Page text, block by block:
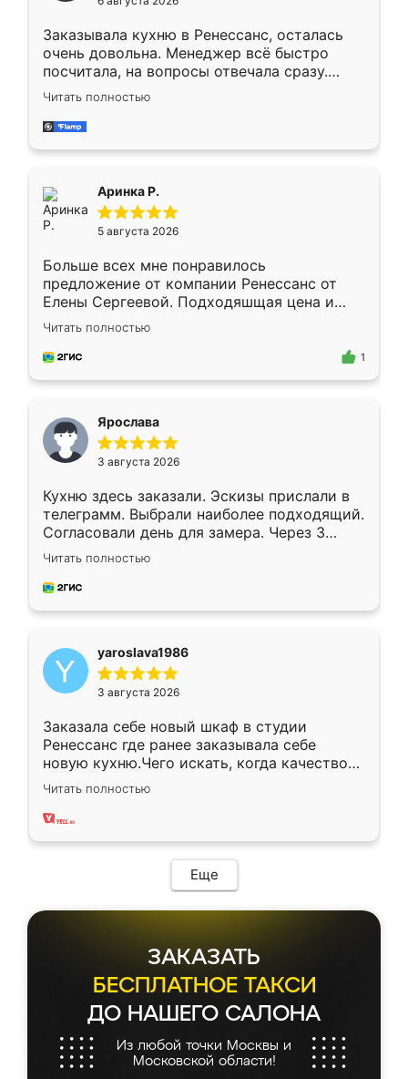
мебели буду заказывать только здесь.
Заказывала кухню в Ренессанс, осталась
очень довольна. Менеджер всё быстро
посчитала, на вопросы отвечала сразу.
Замерщик приехал в субботу, подошёл к
делу со всей ответственностью. Собрали
за день, ребята работали аккуратно, даже
Читать полностью
Аринка Р.
5 августа 2026
Больше всех мне понравилось
предложение от компании Ренессанс от
Елены Сергеевой. Подходяшщая цена и
короткие сроки изготовления. Приехавший
для замера сотрудник Владислав
предложил по моему эскизу самый
Читать полностью
1
Ярослава
3 августа 2026
Кухню здесь заказали. Эскизы прислали в
телеграмм. Выбрали наиболее подходящий.
Согласовали день для замера. Через 3
недели кухня была уже готова. Остались
довольны работой. Спасибо Ренессанс
мебель за качественную работу!
Читать полностью
yaroslava1986
3 августа 2026
Заказала себе новый шкаф в студии
Ренессанс где ранее заказывала себе
новую кухню.Чего искать, когда качеством
вполне довольна. Служит кухня уже почти
два года, нареканий нет.
Читать полностью
Еще
ЗАКАЗАТЬ
БЕСПЛАТНОЕ ТАКСИ
ДО НАШЕГО САЛОНА
Из любой точки Москвы и
Московской области!